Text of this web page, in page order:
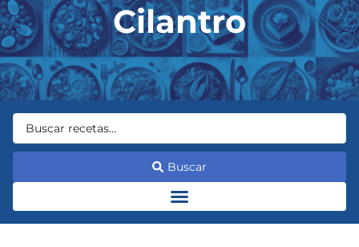
Cilantro
Buscar